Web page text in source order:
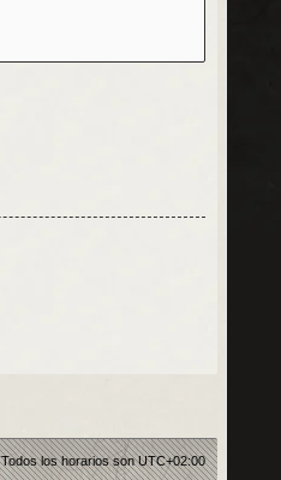
Todos los horarios sonUTC+02:00